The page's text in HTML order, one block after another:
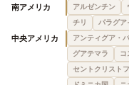
南アメリカ アルゼンチン
チリ
パラグア
中央アメリカ アンティグア・
グアテマラ
コ
セントクリスト